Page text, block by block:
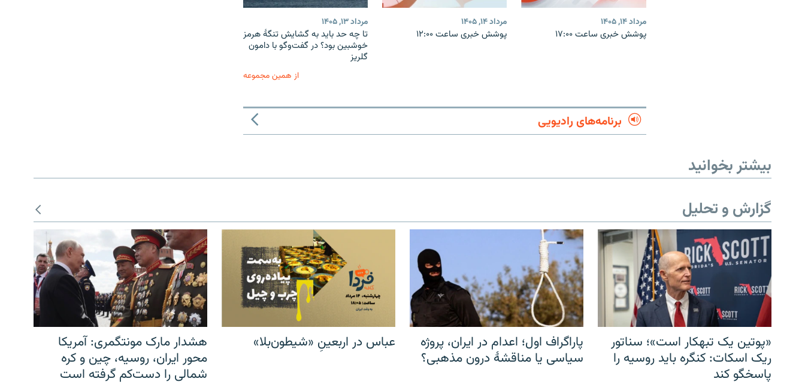
مرداد ۱۴, ۱۴۰۵
پوشش خبری ساعت ۱۷:۰۰
مرداد ۱۴, ۱۴۰۵
پوشش خبری ساعت ۱۲:۰۰
مرداد ۱۳, ۱۴۰۵
تا چه حد باید به گشایش تنگهٔ هرمز
خوشبین بود؟ در گفت‌وگو با دامون
گلریز
از همین مجموعه
برنامه‌های رادیویی
بیشتر بخوانید
گزارش و تحلیل
«پوتین یک تبهکار است»؛ سناتور
ریک اسکات: کنگره باید روسیه را
پاسخگو کند
پاراگراف اول؛ اعدام در ایران، پروژه
سیاسی یا مناقشهٔ درون مذهبی؟
عباس در اربعینِ «شیطون‌بلا»
هشدار مارک مونتگمری: آمریکا
محور ایران، روسیه، چین و کره
شمالی را دست‌کم گرفته است